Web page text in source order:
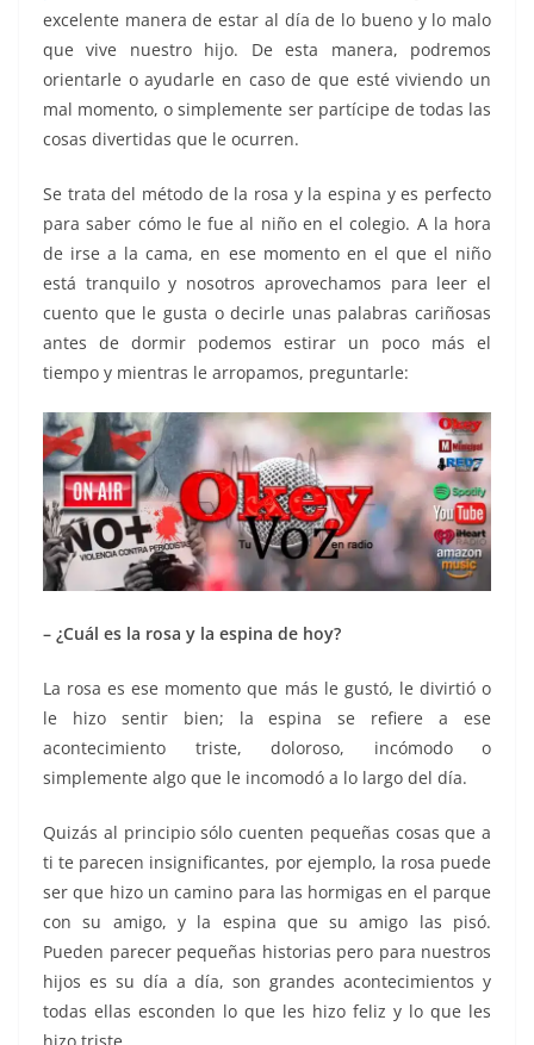
excelente manera de estar al día de lo bueno y lo malo
que vive nuestro hijo. De esta manera, podremos
orientarle o ayudarle en caso de que esté viviendo un
mal momento, o simplemente ser partícipe de todas las
cosas divertidas que le ocurren.
Se trata del método de la rosa y la espina y es perfecto
para saber cómo le fue al niño en el colegio. A la hora
de irse a la cama, en ese momento en el que el niño
está tranquilo y nosotros aprovechamos para leer el
cuento que le gusta o decirle unas palabras cariñosas
antes de dormir podemos estirar un poco más el
tiempo y mientras le arropamos, preguntarle:
– ¿Cuál es la rosa y la espina de hoy?
La rosa es ese momento que más le gustó, le divirtió o
le hizo sentir bien; la espina se refiere a ese
acontecimiento triste, doloroso, incómodo o
simplemente algo que le incomodó a lo largo del día.
Quizás al principio sólo cuenten pequeñas cosas que a
ti te parecen insignificantes, por ejemplo, la rosa puede
ser que hizo un camino para las hormigas en el parque
con su amigo, y la espina que su amigo las pisó.
Pueden parecer pequeñas historias pero para nuestros
hijos es su día a día, son grandes acontecimientos y
todas ellas esconden lo que les hizo feliz y lo que les